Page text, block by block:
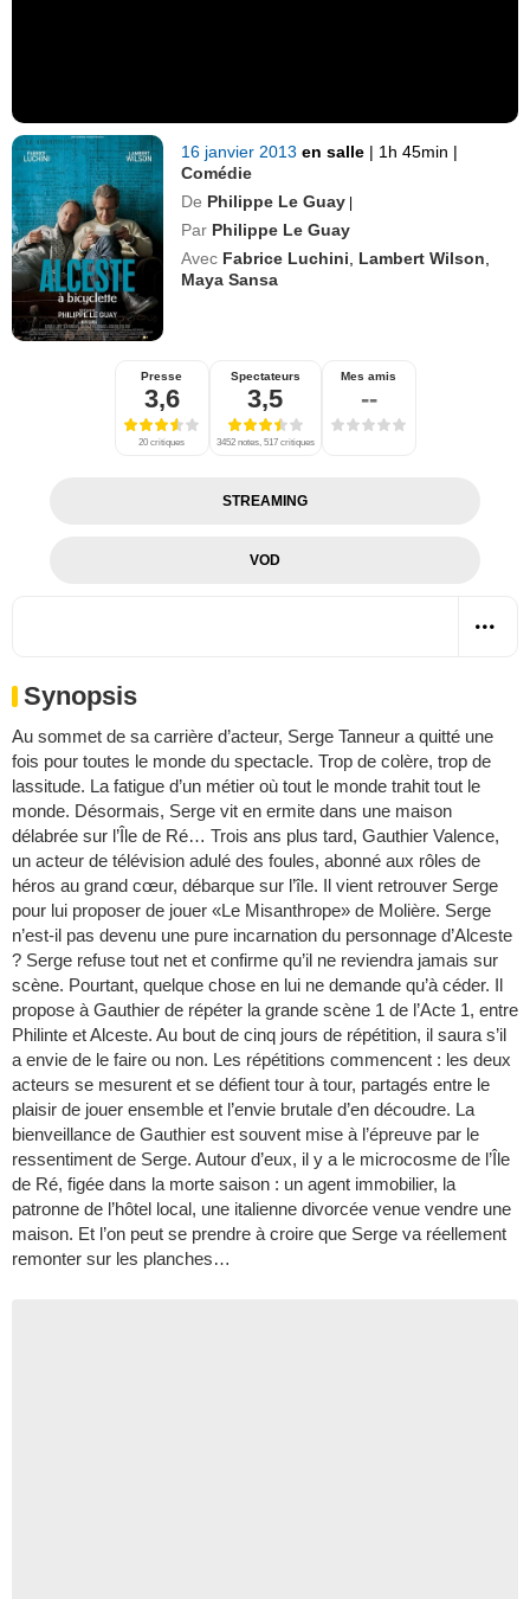
16 janvier 2013en salle | 1h 45min |
Comédie
De Philippe Le Guay |
Par Philippe Le Guay
Avec Fabrice Luchini Lambert Wilson
Maya Sansa
Presse
3,6
20 critiques
Spectateurs
3,5
3452 notes, 517 critiques
Mes amis
--
STREAMING
VOD
Synopsis
Au sommet de sa carrière d’acteur, Serge Tanneur a quitté une
fois pour toutes le monde du spectacle. Trop de colère, trop de
lassitude. La fatigue d’un métier où tout le monde trahit tout le
monde. Désormais, Serge vit en ermite dans une maison
délabrée sur l’Île de Ré… Trois ans plus tard, Gauthier Valence,
un acteur de télévision adulé des foules, abonné aux rôles de
héros au grand cœur, débarque sur l’île. Il vient retrouver Serge
pour lui proposer de jouer «Le Misanthrope» de Molière. Serge
n’est-il pas devenu une pure incarnation du personnage d’Alceste
? Serge refuse tout net et confirme qu’il ne reviendra jamais sur
scène. Pourtant, quelque chose en lui ne demande qu’à céder. Il
propose à Gauthier de répéter la grande scène 1 de l’Acte 1, entre
Philinte et Alceste. Au bout de cinq jours de répétition, il saura s’il
a envie de le faire ou non. Les répétitions commencent : les deux
acteurs se mesurent et se défient tour à tour, partagés entre le
plaisir de jouer ensemble et l’envie brutale d’en découdre. La
bienveillance de Gauthier est souvent mise à l’épreuve par le
ressentiment de Serge. Autour d’eux, il y a le microcosme de l’Île
de Ré, figée dans la morte saison : un agent immobilier, la
patronne de l’hôtel local, une italienne divorcée venue vendre une
maison. Et l’on peut se prendre à croire que Serge va réellement
remonter sur les planches…